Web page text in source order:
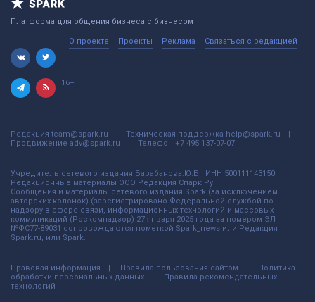
Платформа для общения бизнеса с бизнесом
О проекте Проекты Реклама Связаться с редакцией
16+
Редакция team@spark.ru Техническая поддержка help@spark.ru
Продвижение adv@spark.ru Телефон +7 495 137-07-07
Учредитель сетевого издания Барабанова.Ю.Б., ИНН 500111143150
Редакционные материалы ООО Редакция Спарк Ру
Сообщения и материалы сетевого издания Spark (за исключением
авторских колонок) (зарегистрировано Федеральной службой по
надзору в сфере связи, информационных технологий и массовых
коммуникаций (Роскомнадзор) 27 января 2025 года за номером ЭЛ
№ФС77-89031 сопровождаются пометкой Spark_news или Редакция
Spark.ru, или Spark.
Правовая информация Правила пользования сайтом
Политика
обработки персональных данных
Правила рекомендательных
технологий